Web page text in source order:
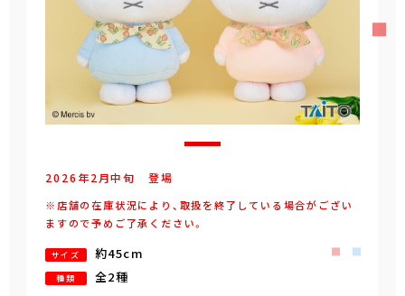
2026年2月中旬 登場
※店舗の在庫状況により、取扱を終了している場合がござい
ますので予めご了承ください。
サイズ 約45cm
種類 全2種